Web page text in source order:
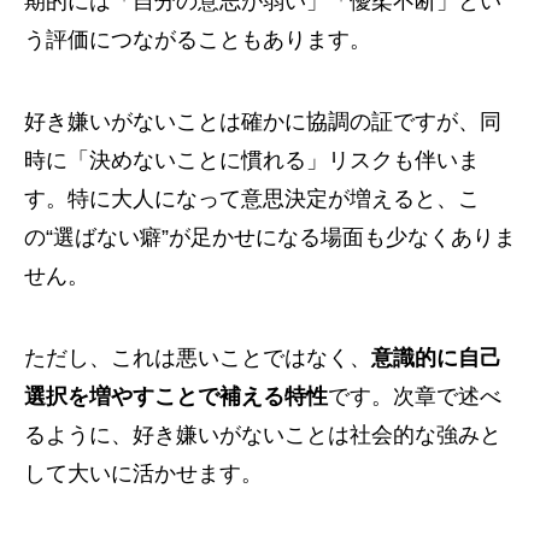
う評価につながることもあります。
好き嫌いがないことは確かに協調の証ですが、同
時に「決めないことに慣れる」リスクも伴いま
す。特に大人になって意思決定が増えると、こ
の“選ばない癖”が足かせになる場面も少なくありま
せん。
ただし、これは悪いことではなく、 意識的に自己
選択を増やすことで補える特性です。次章で述べ
るように、好き嫌いがないことは社会的な強みと
して大いに活かせます。